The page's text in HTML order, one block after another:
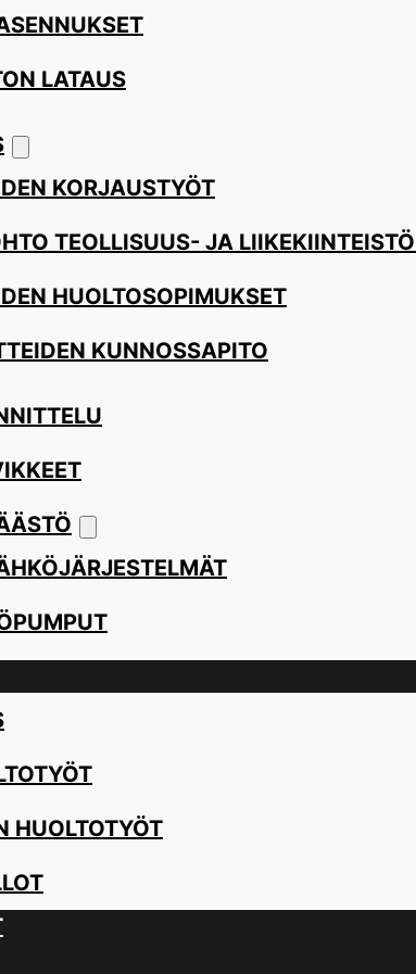
LATAUS
KORJAUSTYÖT
TEOLLISUUS- JA
HUOLTOSOPIMUKSET
KUNNOSSAPITO
HUOLTOTYÖT